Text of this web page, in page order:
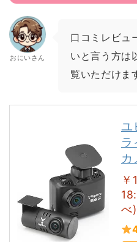
おにいさん
口コミレビュ
いと言う方は
覧いただけま
ユ
ラ
べ)